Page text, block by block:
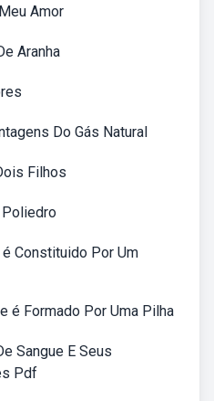
Amor
Aranha
Do Gás Natural
Filhos
Poliedro
Constituido Por Um
é Formado Por Uma Pilha
Sangue E Seus
Pdf